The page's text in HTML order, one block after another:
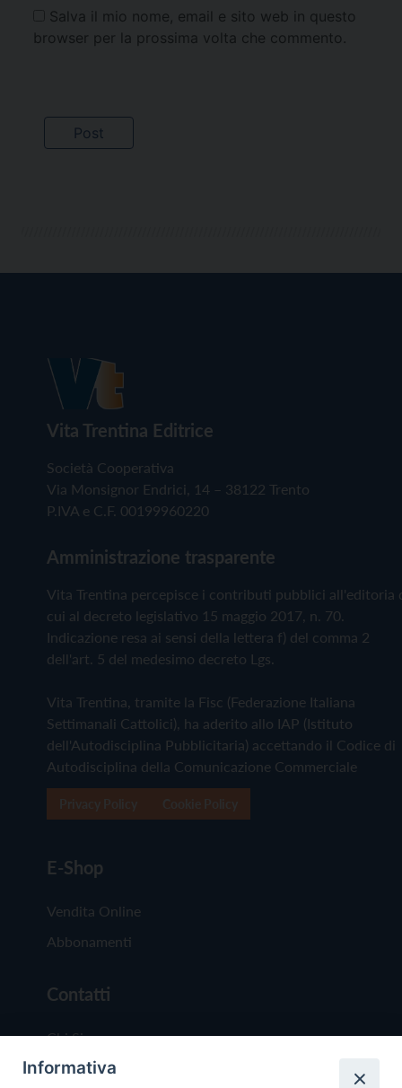
Salva il mio nome, email e sito web in questo
browser per la prossima volta che commento.
Vita Trentina Editrice
Società Cooperativa
Via Monsignor Endrici, 14 – 38122 Trento
P.IVA e C.F. 00199960220
Amministrazione trasparente
Vita Trentina percepisce i contributi pubblici all'editoria
cui al decreto legislativo 15 maggio 2017, n. 70.
Indicazione resa ai sensi della lettera f) del comma 2
dell'art. 5 del medesimo decreto Lgs.
Vita Trentina, tramite la Fisc (Federazione Italiana
Settimanali Cattolici), ha aderito allo IAP (Istituto
dell'Autodisciplina Pubblicitaria) accettando il Codice di
Autodisciplina della Comunicazione Commerciale
E-Shop
Vendita Online
Abbonamenti
Contatti
Chi Siamo
Redazione
Informativa